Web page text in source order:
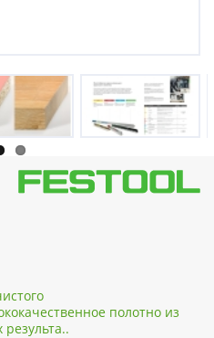
полотно из